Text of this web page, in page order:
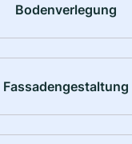
Bodenverlegung
Fassadengestaltung